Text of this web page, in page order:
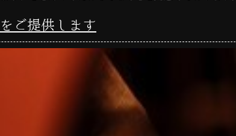
ご提供します